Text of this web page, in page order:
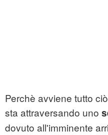
Perchè avviene tutto
sta attraversando uno
dovuto all'imminente